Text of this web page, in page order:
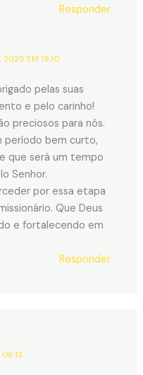
Responder
2025 EM 19:10
pelas suas
e pelo carinho!
preciosos para nós.
período bem curto,
que será um tempo
Senhor.
por essa etapa
Que Deus
e fortalecendo em
Responder
08:13